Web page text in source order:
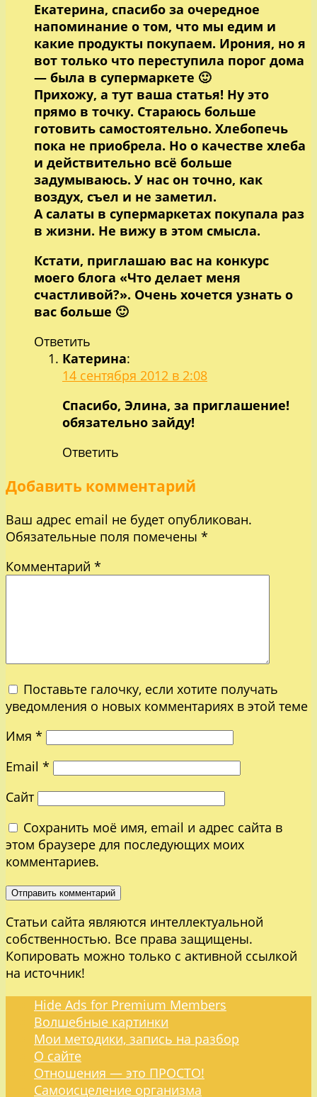
Екатерина, спасибо за очередное
напоминание о том, что мы едим и
какие продукты покупаем. Ирония, но я
вот только что переступила порог дома
— была в супермаркете 🙂
Прихожу, а тут ваша статья! Ну это
прямо в точку. Стараюсь больше
готовить самостоятельно. Хлебопечь
пока не приобрела. Но о качестве хлеба
и действительно всё больше
задумываюсь. У нас он точно, как
воздух, съел и не заметил.
А салаты в супермаркетах покупала раз
в жизни. Не вижу в этом смысла.
Кстати, приглашаю вас на конкурс
моего блога «Что делает меня
счастливой?». Очень хочется узнать о
вас больше 🙂
Ответить
Катерина:
14 сентября 2012 в 2:08
Спасибо, Элина, за приглашение!
обязательно зайду!
Ответить
Добавить комментарий
Ваш адрес email не будет опубликован.
Обязательные поля помечены *
Комментарий *
Поставьте галочку, если хотите получать
уведомления о новых комментариях в этой теме
Имя *
Email *
Сайт
Сохранить моё имя, email и адрес сайта в
этом браузере для последующих моих
комментариев.
Статьи сайта являются интеллектуальной
собственностью. Все права защищены.
Копировать можно только с активной ссылкой
на источник!
Hide Ads for Premium Members
Волшебные картинки
Мои методики, запись на разбор
О сайте
Отношения — это ПРОСТО!
Самоисцеление организма